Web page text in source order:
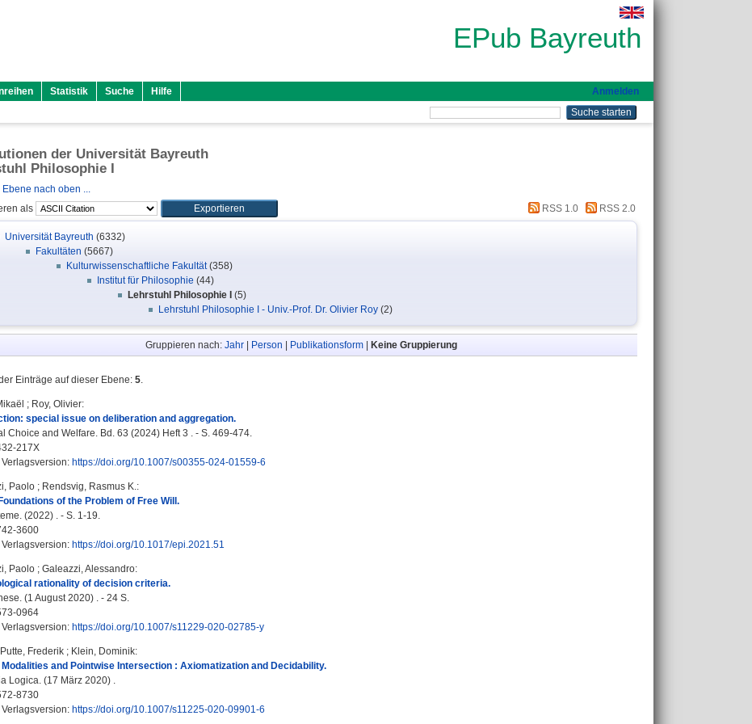
EPub Bayreuth
Statistik Suche Hilfe Anmelden
der Universität Bayreuth
Philosophie I
Ebene nach oben ...
als
RSS 1.0 RSS 2.0
Universität Bayreuth (6332)
Fakultäten (5667)
Kulturwissenschaftliche Fakultät(358)
Institut für Philosophie (44)
Lehrstuhl Philosophie I
(5)
Lehrstuhl Philosophie I - Univ.-Prof. Dr. Olivier Roy (2)
Gruppieren nach: Jahr Person Publikationsform Keine Gruppierung
Einträge auf dieser Ebene: 5.
; Roy, Olivier:
special issue on deliberation and aggregation.
Choice and Welfare. Bd. 63 (2024) Heft 3 . - S. 469-474.
217X
Verlagsversion: https://doi.org/10.1007/s00355-024-01559-6
Paolo ; Rendsvig, Rasmus K.:
of the Problem of Free Will.
(2022) . - S. 1-19.
3600
Verlagsversion: https://doi.org/10.1017/epi.2021.51
Paolo ; Galeazzi, Alessandro:
rationality of decision criteria.
(1 August 2020) . - 24 S.
0964
Verlagsversion: https://doi.org/10.1007/s11229-020-02785-y
Frederik ; Klein, Dominik:
Modalities and Pointwise Intersection : Axiomatization and Decidability.
Logica. (17 März 2020) .
8730
Verlagsversion: https://doi.org/10.1007/s11225-020-09901-6